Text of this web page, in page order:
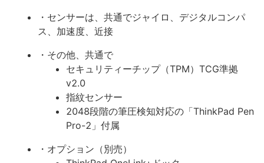
・センサーは、共通でジャイロ、デジタルコンパ
ス、加速度、近接
・その他、共通で
セキュリティーチップ（TPM）TCG準拠
v2.0
指紋センサー
2048段階の筆圧検知対応の「ThinkPad Pen
Pro-2」付属
・オプション（別売）